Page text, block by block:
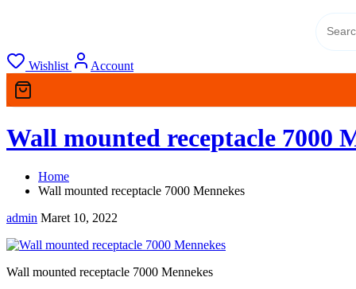
Wishlist Account
Wall mounted receptacle 7000
Home
Wall mounted receptacle 7000 Mennekes
admin Maret 10, 2022
Wall mounted receptacle 7000 Mennekes